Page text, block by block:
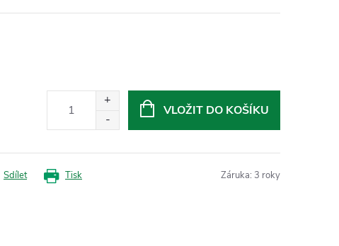
VLOŽIT DO KOŠÍKU
Tisk
Sdílet Záruka: 3 roky